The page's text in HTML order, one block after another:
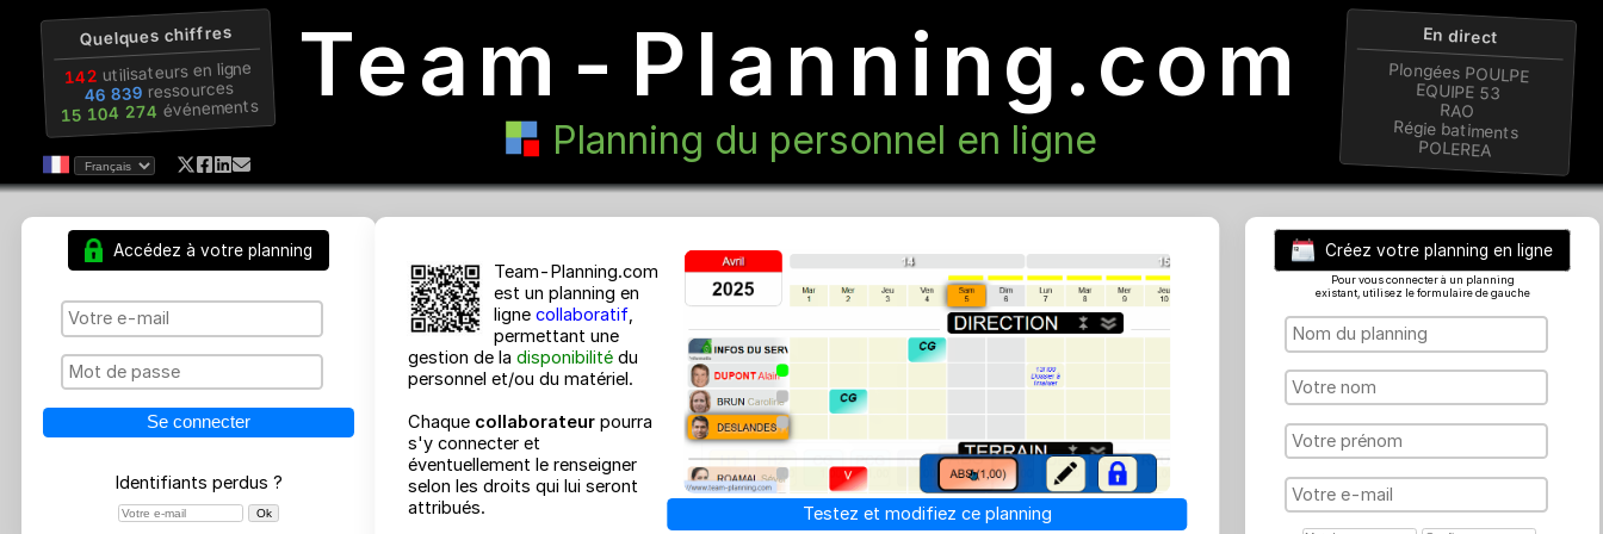
Team-Planning.com
Planning du personnel en ligne
Accédez à votre planning Créez votre
existant, utilisez le
Team-Planning.com
est un planning en
lignecollaboratif,
permettant une
gestion de la du
personnel et/ou du matériel.
Chaquecollaborateur pourra
s'y connecter et
éventuellement le renseigner
Régie
Quelques chiffres
142utilisateurs en ligne
46 839ressources
15 104 274événements